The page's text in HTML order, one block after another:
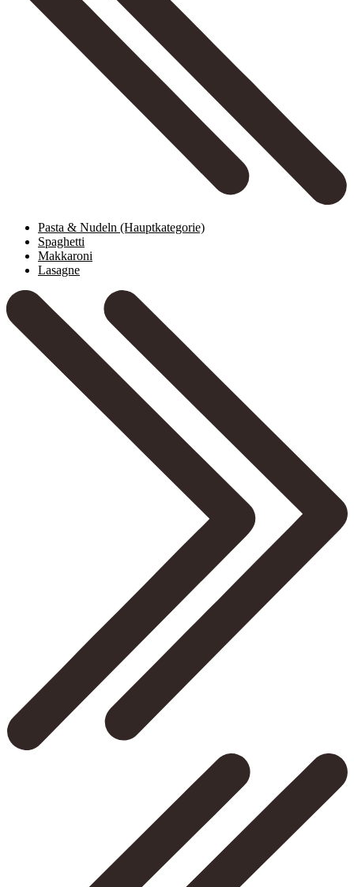
Pasta & Nudeln (Hauptkategorie)
Spaghetti
Makkaroni
Lasagne